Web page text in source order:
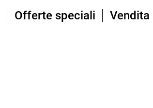
Offerte speciali Vendita